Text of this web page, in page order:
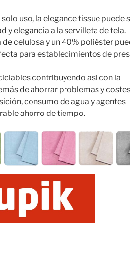
uso, la elegance tissue puede
y elegancia a la servilleta de tela.
celulosa y un 40% poliéster
para establecimientos de
contribuyendo así con la
de ahorrar problemas y
consumo de agua y agentes
ahorro de tiempo.